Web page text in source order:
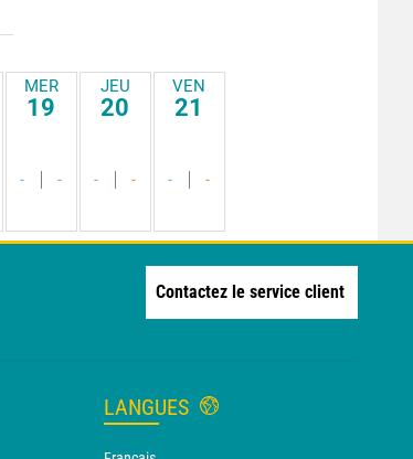
MER
19
- -
JEU
20
- -
VEN
21
- -
Contactez le service client
LANGUES